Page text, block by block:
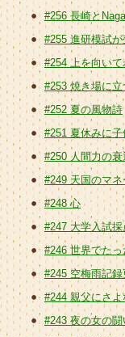
#256 長崎と
#255 進研模試が
#254 上を向いて
#253 焼き場に
#252 夏の風物詩
#251 夏休みに子
#250 人間力の衰
#249 天国のマ
#248 心
#247 大学入試
#246 世界でた
#245 空梅雨記
#244 親父にさよ
#243 夜の女の闘